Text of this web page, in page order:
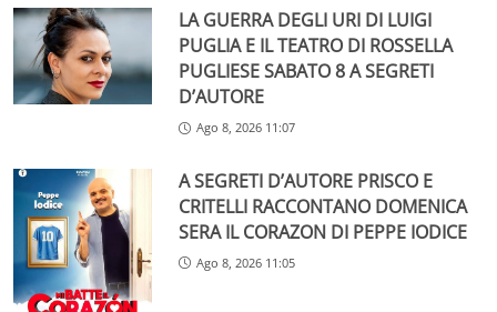
LA GUERRA DEGLI URI DI LUIGI
PUGLIA E IL TEATRO DI ROSSELLA
PUGLIESE SABATO 8 A SEGRETI
D’AUTORE
Ago 8, 2026 11:07
A SEGRETI D’AUTORE PRISCO E
CRITELLI RACCONTANO DOMENICA
SERA IL CORAZON DI PEPPE IODICE
Ago 8, 2026 11:05